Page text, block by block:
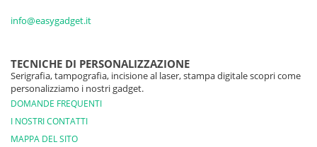
info@easygadget.it
TECNICHE DI PERSONALIZZAZIONE
Serigrafia, tampografia, incisione al laser, stampa digitale scopri come
personalizziamo i nostri gadget.
DOMANDE FREQUENTI
I NOSTRI CONTATTI
MAPPA DEL SITO